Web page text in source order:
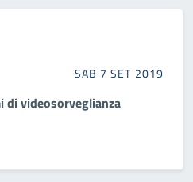
SAB 7 SET 2019
di videosorveglianza